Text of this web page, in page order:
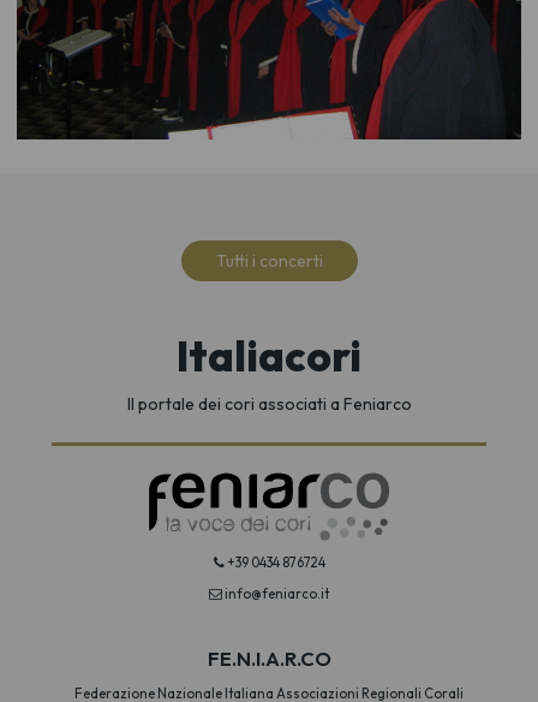
Tutti i concerti
Italiacori
Il portale dei cori associati a Feniarco
+39 0434 876724
info@feniarco.it
FE.N.I.A.R.CO
Federazione Nazionale Italiana Associazioni Regionali Corali